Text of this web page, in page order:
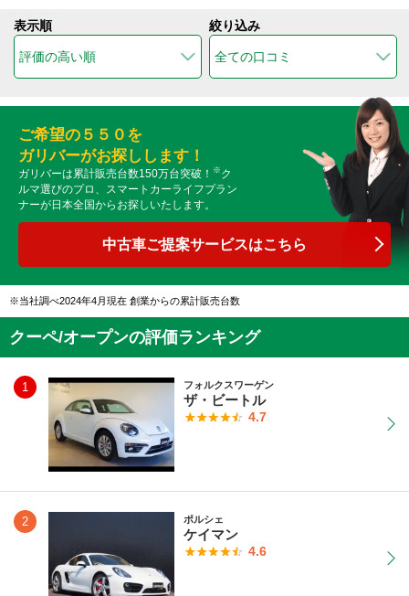
表示順 絞り込み
ご希望の５５０を
ガリバーがお探しします！
ガリバーは累計販売台数150万台突破！ ※ ク
ルマ選びのプロ、スマートカーライフプラン
ナーが日本全国からお探しいたします。
中古車ご提案サービスはこちら
当社調べ2024年4月現在 創業からの累計販売台数
クーペ/オープンの評価ランキング
1 フォルクスワーゲン
ザ・ビートル
4.7
2 ポルシェ
ケイマン
4.6